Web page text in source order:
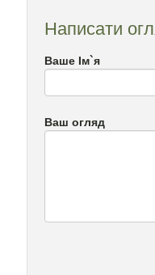
Написати
Ваше Ім`я
Ваш огляд